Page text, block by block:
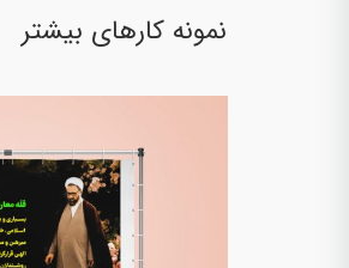
نمونه کارهای بیشتر